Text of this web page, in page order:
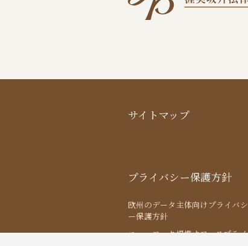
サイトマップ
プライバシー保護方針
欧州のデータ主体向けプライバシ
ー保護方針
ニューヨーク提携オフィスプライ